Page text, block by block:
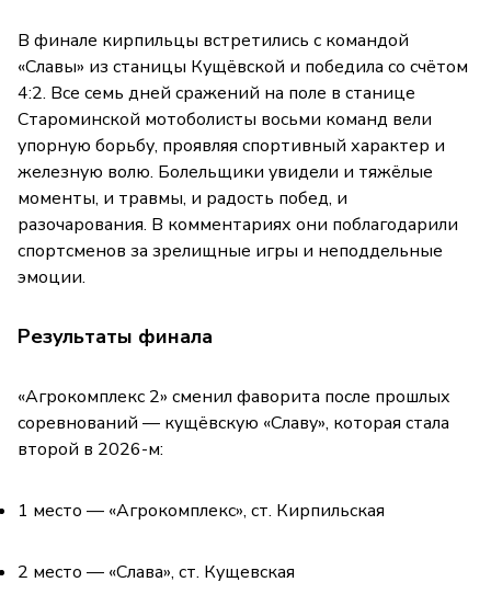
В финале кирпильцы встретились с командой
«Славы» из станицы Кущёвской и победила со счётом
4:2. Все семь дней сражений на поле в станице
Староминской мотоболисты восьми команд вели
упорную борьбу, проявляя спортивный характер и
железную волю. Болельщики увидели и тяжёлые
моменты, и травмы, и радость побед, и
разочарования. В комментариях они поблагодарили
спортсменов за зрелищные игры и неподдельные
эмоции.
Результаты финала
«Агрокомплекс 2» сменил фаворита после прошлых
соревнований — кущёвскую «Славу», которая стала
второй в 2026-м:
1 место — «Агрокомплекс», ст. Кирпильская
2 место — «Слава», ст. Кущевская